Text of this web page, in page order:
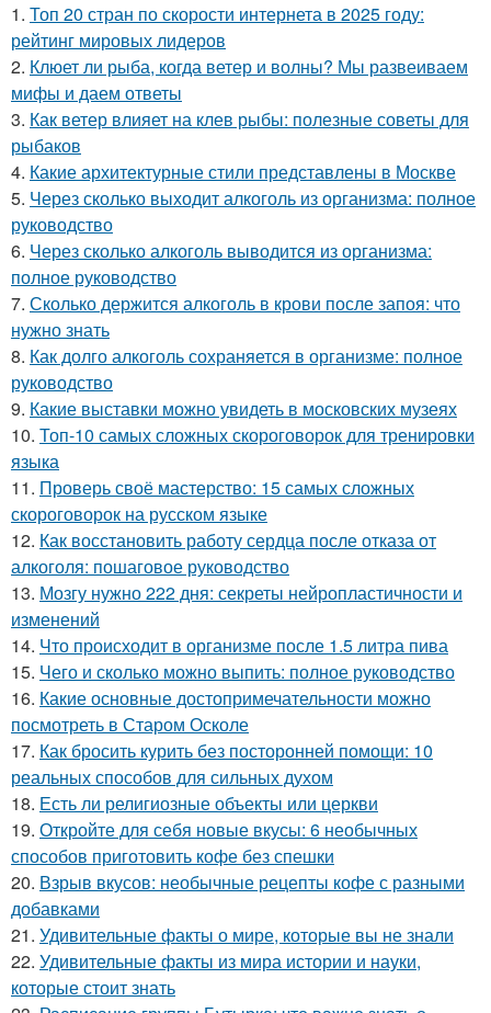
1. Топ 20 стран по скорости интернета в 2025 году:
рейтинг мировых лидеров
2. Клюет ли рыба, когда ветер и волны? Мы развеиваем
мифы и даем ответы
3. Как ветер влияет на клев рыбы: полезные советы для
рыбаков
4. Какие архитектурные стили представлены в Москве
5. Через сколько выходит алкоголь из организма: полное
руководство
6. Через сколько алкоголь выводится из организма:
полное руководство
7. Сколько держится алкоголь в крови после запоя: что
нужно знать
8. Как долго алкоголь сохраняется в организме: полное
руководство
9. Какие выставки можно увидеть в московских музеях
10. Топ-10 самых сложных скороговорок для тренировки
языка
11. Проверь своё мастерство: 15 самых сложных
скороговорок на русском языке
12. Как восстановить работу сердца после отказа от
алкоголя: пошаговое руководство
13. Мозгу нужно 222 дня: секреты нейропластичности и
изменений
14. Что происходит в организме после 1.5 литра пива
15. Чего и сколько можно выпить: полное руководство
16. Какие основные достопримечательности можно
посмотреть в Старом Осколе
17. Как бросить курить без посторонней помощи: 10
реальных способов для сильных духом
18. Есть ли религиозные объекты или церкви
19. Откройте для себя новые вкусы: 6 необычных
способов приготовить кофе без спешки
20. Взрыв вкусов: необычные рецепты кофе с разными
добавками
21. Удивительные факты о мире, которые вы не знали
22. Удивительные факты из мира истории и науки,
которые стоит знать